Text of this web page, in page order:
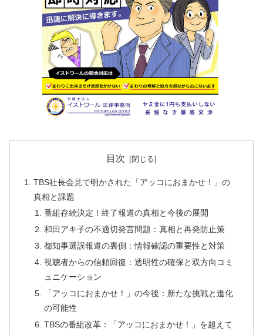
目次
TBS社長会見で明かされた「アッコにおまかせ！」の
真相と課題
番組存続決定！終了報道の真相と今後の展開
和田アキ子の不適切発言問題：真相と再発防止策
都知事選誤報道の裏側：情報確認の重要性と対策
視聴者からの信頼回復：透明性の確保と双方向コミ
ュニケーション
「アッコにおまかせ！」の今後：新たな挑戦と進化
の可能性
TBSの番組改革：「アッコにおまかせ！」を超えて